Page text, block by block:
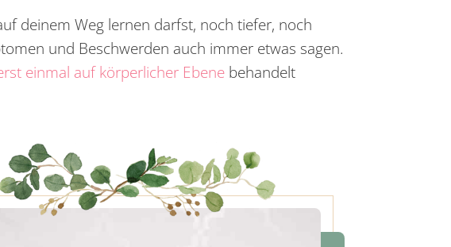
deinem Weg lernen darfst, noch tiefer, noch
und Beschwerden auch immer etwas sagen.
einmal auf körperlicher Ebene behandelt